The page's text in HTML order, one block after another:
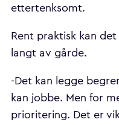
ettertenksomt.
Rent praktisk kan
langt av gårde.
-Det kan legge
kan jobbe. Men for
prioritering. Det er